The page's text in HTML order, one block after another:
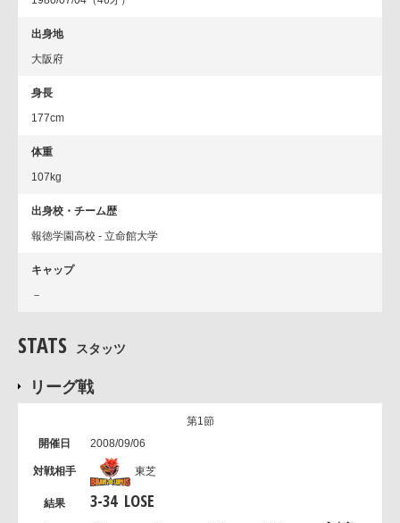
出身地
大阪府
身長
177cm
体重
107kg
出身校・チーム歴
報徳学園高校 - 立命館大学
キャップ
－
STATS スタッツ
リーグ戦
第1節
2008/09/06
東芝
3-34 LOSE